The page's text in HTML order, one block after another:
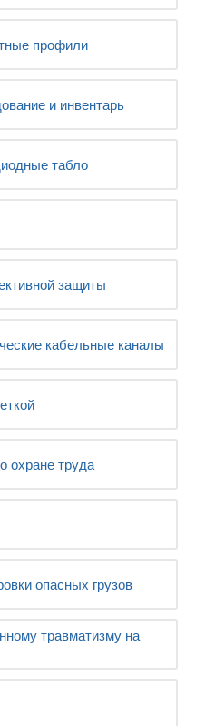
профили
и инвентарь
табло
защиты
кабельные каналы
охране труда
опасных грузов
травматизму на